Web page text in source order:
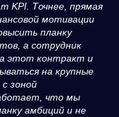
KPI. Точнее, прямая
мотивации
планку
а сотрудник
этот контракт и
на крупные
зоной
что мы
амбиций и не